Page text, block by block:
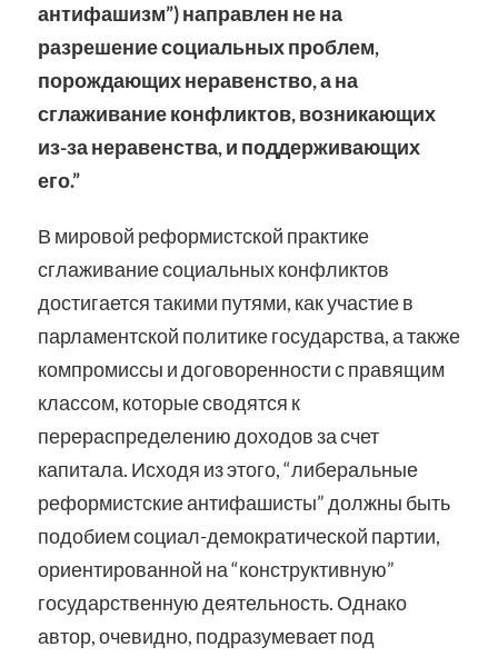
антифашизм”) направлен не на
разрешение социальных проблем,
порождающих неравенство, а на
сглаживание конфликтов, возникающих
из-за неравенства, и поддерживающих
его.”
В мировой реформистской практике
сглаживание социальных конфликтов
достигается такими путями, как участие в
парламентской политике государства, а также
компромиссы и договоренности с правящим
классом, которые сводятся к
перераспределению доходов за счет
капитала. Исходя из этого, “либеральные
реформистские антифашисты” должны быть
подобием социал-демократической партии,
ориентированной на “конструктивную”
государственную деятельность. Однако
автор, очевидно, подразумевает под